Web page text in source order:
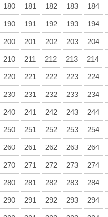
180 181 182 183 184
190 191 192 193 194
200 201 202 203 204
210 211 212 213 214
220 221 222 223 224
230 231 232 233 234
240 241 242 243 244
250 251 252 253 254
260 261 262 263 264
270 271 272 273 274
280 281 282 283 284
290 291 292 293 294